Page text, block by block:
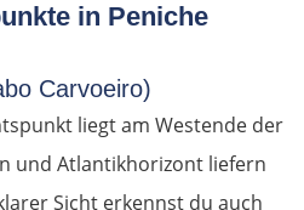
in Peniche
Carvoeiro)
liegt am Westende der
und Atlantikhorizont liefern
Sicht erkennst du auch